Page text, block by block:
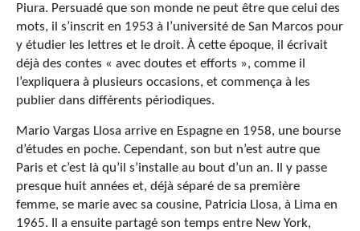
Piura. Persuadé que son monde ne peut être que celui des
mots, il s’inscrit en 1953 à l’université de San Marcos pour
y étudier les lettres et le droit. À cette époque, il écrivait
déjà des contes « avec doutes et efforts », comme il
l’expliquera à plusieurs occasions, et commença à les
publier dans différents périodiques.
Mario Vargas Llosa arrive en Espagne en 1958, une bourse
d’études en poche. Cependant, son but n’est autre que
Paris et c’est là qu’il s’installe au bout d’un an. Il y passe
presque huit années et, déjà séparé de sa première
femme, se marie avec sa cousine, Patricia Llosa, à Lima en
1965. Il a ensuite partagé son temps entre New York,